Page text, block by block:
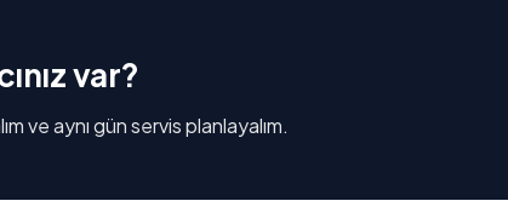
var?
ve aynı gün servis planlayalım.